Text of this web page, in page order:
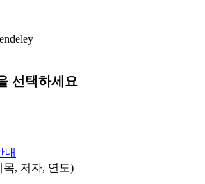
선택하세요
내
목, 저자, 연도)